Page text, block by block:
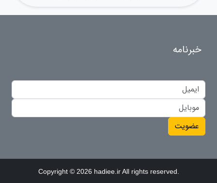
خبرنامه
عضویت
Copyright © 2026 hadiee.ir All rights reserved.